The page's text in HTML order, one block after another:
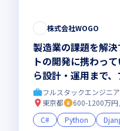
株式会社WOGO
製造業の課題を解
トの開発に携わっ
ら設計・運用まで
越えたフルスタッ
フルスタックエンジニ
東京都
600-1200万円
C#
Python